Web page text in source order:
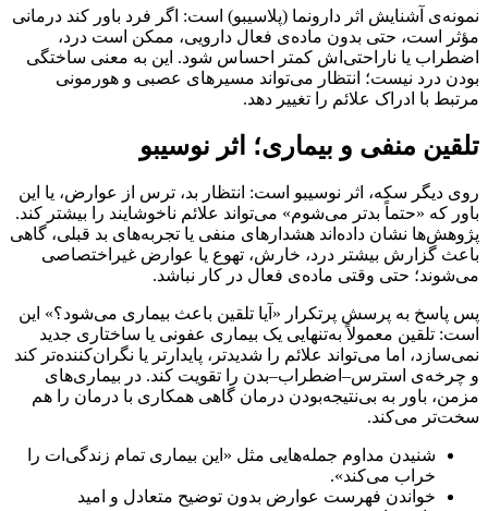
نمونه‌ی آشنایش اثر دارونما (پلاسیبو) است: اگر فرد باور کند درمانی
مؤثر است، حتی بدون ماده‌ی فعال دارویی، ممکن است درد،
اضطراب یا ناراحتی‌اش کمتر احساس شود. این به معنی ساختگی
بودن درد نیست؛ انتظار می‌تواند مسیرهای عصبی و هورمونی
مرتبط با ادراک علائم را تغییر دهد.
تلقین منفی و بیماری؛ اثر نوسیبو
روی دیگر سکه، اثر نوسیبو است: انتظار بد، ترس از عوارض، یا این
باور که «حتماً بدتر می‌شوم» می‌تواند علائم ناخوشایند را بیشتر کند.
پژوهش‌ها نشان داده‌اند هشدارهای منفی یا تجربه‌های بد قبلی، گاهی
باعث گزارش بیشتر درد، خارش، تهوع یا عوارض غیراختصاصی
می‌شوند؛ حتی وقتی ماده‌ی فعال در کار نباشد.
پس پاسخ به پرسش پرتکرار «آیا تلقین باعث بیماری می‌شود؟» این
است: تلقین معمولاً به‌تنهایی یک بیماری عفونی یا ساختاری جدید
نمی‌سازد، اما می‌تواند علائم را شدیدتر، پایدارتر یا نگران‌کننده‌تر کند
و چرخه‌ی استرس–اضطراب–بدن را تقویت کند. در بیماری‌های
مزمن، باور به بی‌نتیجه‌بودن درمان گاهی همکاری با درمان را هم
سخت‌تر می‌کند.
شنیدن مداوم جمله‌هایی مثل «این بیماری تمام زندگی‌ات را
خراب می‌کند».
خواندن فهرست عوارض بدون توضیح متعادل و امید